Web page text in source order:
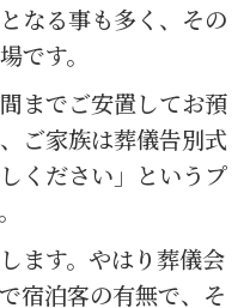
なる事も多く、その
です。
までご安置してお預
ご家族は葬儀告別式
ください」というプ
ます。やはり葬儀会
宿泊客の有無で、そ